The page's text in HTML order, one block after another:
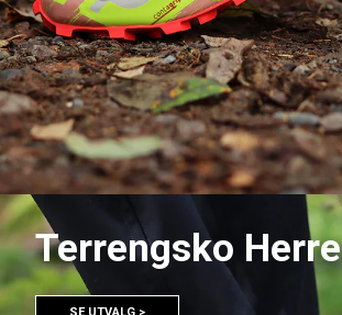
Terrengsko Herre